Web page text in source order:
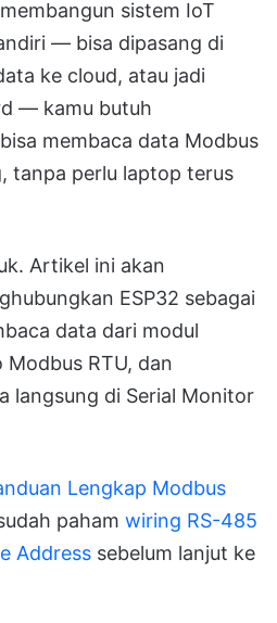
sistem IoT
— bisa dipasang di
ke cloud, atau jadi
— kamu butuh
membaca data Modbus
tanpa perlu laptop terus
Artikel ini akan
ESP32 sebagai
data dari modul
RTU, dan
langsung di Serial Monitor
Lengkap Modbus
paham wiring RS-485
Address sebelum lanjut ke